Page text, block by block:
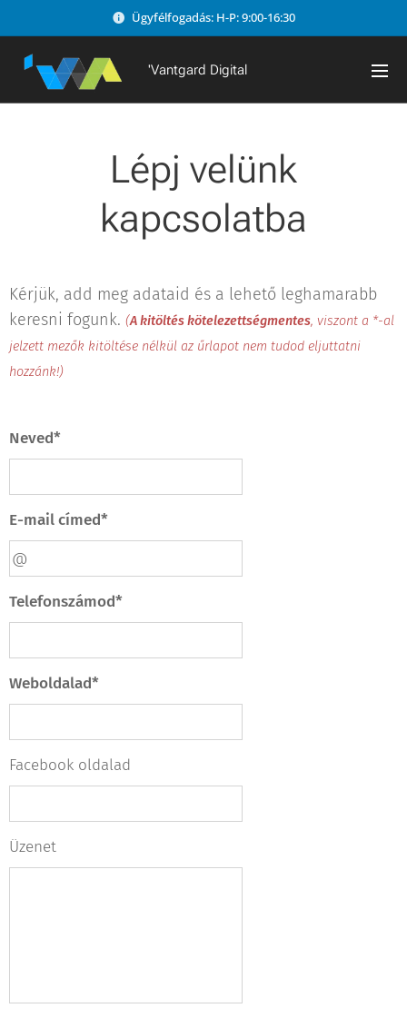
Ügyfélfogadás: H-P: 9:00-16:30
'Vantgard Digital
Lépj velünk
kapcsolatba
Kérjük, add meg adataid és a lehető leghamarabb
keresni fogunk. (A kitöltés kötelezettségmentes, viszont a *-al
jelzett mezők kitöltése nélkül az űrlapot nem tudod eljuttatni
hozzánk!)
Neved*
E-mail címed*
Telefonszámod*
Weboldalad*
Facebook oldalad
Üzenet